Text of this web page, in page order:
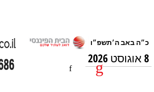
8 אוגוסט 2026